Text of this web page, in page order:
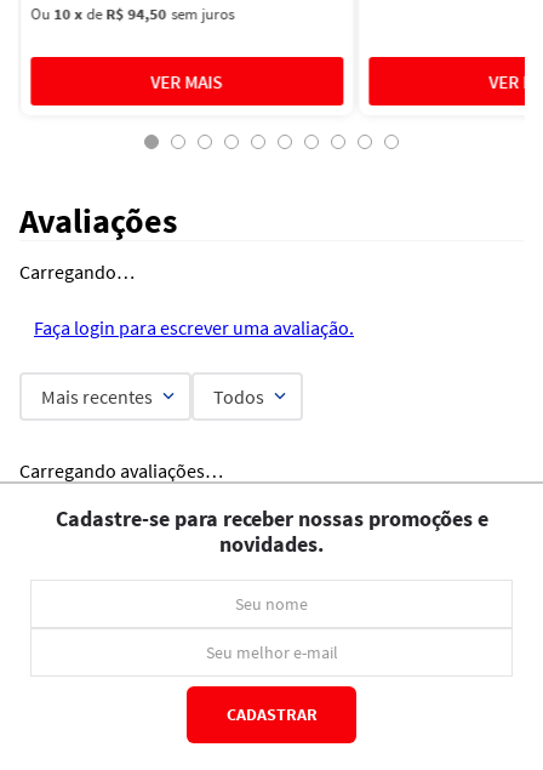
Ou 10xdeR$ 94,50 sem juros
Avaliações
Carregando…
Faça login para escrever uma avaliação.
Mais recentes Todos
Carregando avaliações…
Cadastre-se para receber nossas promoções e
novidades.
CADASTRAR